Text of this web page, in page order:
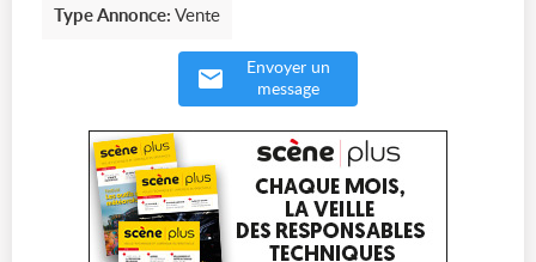
Type Annonce: Vente
Envoyer un
message